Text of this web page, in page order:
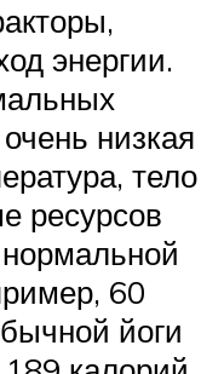
энергии.
низкая
тело
ресурсов
60
йоги